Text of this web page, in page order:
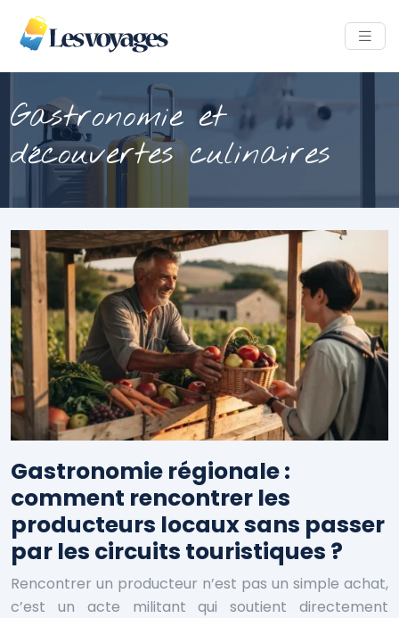
Gastronomie et
découvertes culinaires
Gastronomie régionale :
comment rencontrer les
producteurs locaux sans passer
par les circuits touristiques ?
Rencontrer un producteur n’est pas un simple achat,
c’est un acte militant qui soutient directement